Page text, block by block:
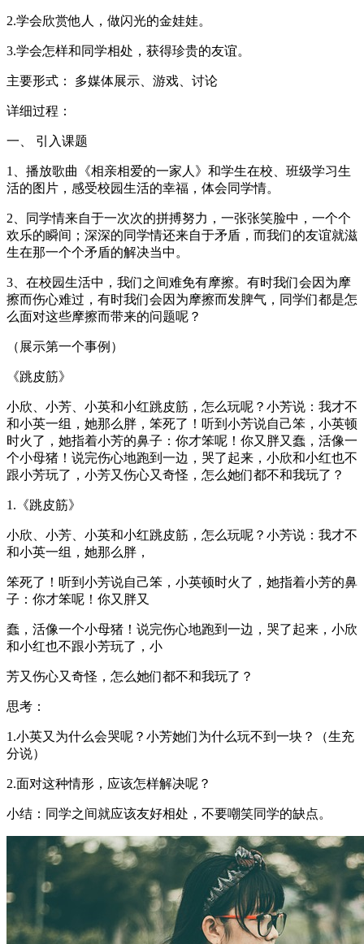
2.学会欣赏他人，做闪光的金娃娃。
3.学会怎样和同学相处，获得珍贵的友谊。
主要形式： 多媒体展示、游戏、讨论
详细过程：
一、 引入课题
1、播放歌曲《相亲相爱的一家人》和学生在校、班级学习生
活的图片，感受校园生活的幸福，体会同学情。
2、同学情来自于一次次的拼搏努力，一张张笑脸中，一个个
欢乐的瞬间；深深的同学情还来自于矛盾，而我们的友谊就滋
生在那一个个矛盾的解决当中。
3、在校园生活中，我们之间难免有摩擦。有时我们会因为摩
擦而伤心难过，有时我们会因为摩擦而发脾气，同学们都是怎
么面对这些摩擦而带来的问题呢？
（展示第一个事例）
《跳皮筋》
小欣、小芳、小英和小红跳皮筋，怎么玩呢？小芳说：我才不
和小英一组，她那么胖，笨死了！听到小芳说自己笨，小英顿
时火了，她指着小芳的鼻子：你才笨呢！你又胖又蠢，活像一
个小母猪！说完伤心地跑到一边，哭了起来，小欣和小红也不
跟小芳玩了，小芳又伤心又奇怪，怎么她们都不和我玩了？
1.《跳皮筋》
小欣、小芳、小英和小红跳皮筋，怎么玩呢？小芳说：我才不
和小英一组，她那么胖，
笨死了！听到小芳说自己笨，小英顿时火了，她指着小芳的鼻
子：你才笨呢！你又胖又
蠢，活像一个小母猪！说完伤心地跑到一边，哭了起来，小欣
和小红也不跟小芳玩了，小
芳又伤心又奇怪，怎么她们都不和我玩了？
思考：
1.小英又为什么会哭呢？小芳她们为什么玩不到一块？（生充
分说）
2.面对这种情形，应该怎样解决呢？
小结：同学之间就应该友好相处，不要嘲笑同学的缺点。